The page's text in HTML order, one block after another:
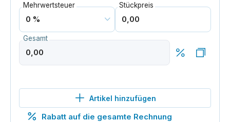
Mehrwertsteuer Stückpreis
Gesamt
Artikel hinzufügen
Rabatt auf die gesamte Rechnung